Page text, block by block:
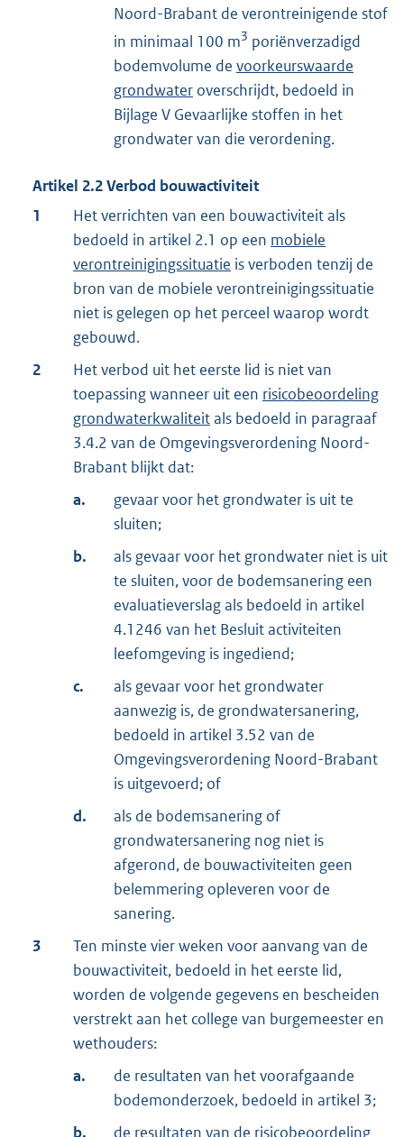
Noord-Brabant de verontreinigende stof
in minimaal 100 m3 poriënverzadigd
bodemvolume de voorkeurswaarde
grondwater overschrijdt, bedoeld in
Bijlage V Gevaarlijke stoffen in het
grondwater van die verordening.
Artikel 2.2Verbod bouwactiviteit
1
Het verrichten van een bouwactiviteit als
bedoeld in artikel 2.1 op een mobiele
verontreinigingssituatie is verboden tenzij de
bron van de mobiele verontreinigingssituatie
niet is gelegen op het perceel waarop wordt
gebouwd.
2
Het verbod uit het eerste lid is niet van
toepassing wanneer uit een risicobeoordeling
grondwaterkwaliteitals bedoeld in paragraaf
3.4.2 van de Omgevingsverordening Noord-
Brabant blijkt dat:
a.
gevaar voor het grondwater is uit te
sluiten;
b.
als gevaar voor het grondwater niet is uit
te sluiten, voor de bodemsanering een
evaluatieverslag als bedoeld in artikel
4.1246 van het Besluit activiteiten
leefomgeving is ingediend;
c.
als gevaar voor het grondwater
aanwezig is, de grondwatersanering,
bedoeld in artikel 3.52 van de
Omgevingsverordening Noord-Brabant
is uitgevoerd; of
d.
als de bodemsanering of
grondwatersanering nog niet is
afgerond, de bouwactiviteiten geen
belemmering opleveren voor de
sanering.
3
Ten minste vier weken voor aanvang van de
bouwactiviteit, bedoeld in het eerste lid,
worden de volgende gegevens en bescheiden
verstrekt aan het college van burgemeester en
wethouders:
a.
de resultaten van het voorafgaande
bodemonderzoek, bedoeld in artikel 3;
b.
de resultaten van de risicobeoordeling